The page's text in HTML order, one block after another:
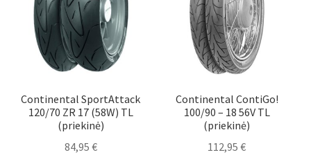
Continental SportAttack
120/70 ZR 17 (58W) TL
(priekinė)
84,95 €
Continental ContiGo!
100/90 – 18 56V TL
(priekinė)
112,95€